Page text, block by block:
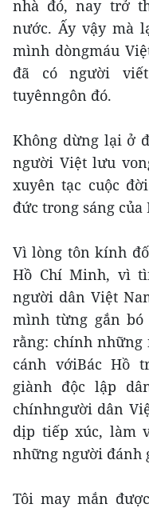
nhà đó, nay trở
nước. Ấy vậy mà
mình dòngmáu
đã có người
tuyênngôn đó.
Không dừng lại ở
người Việt lưu
xuyên tạc cuộc
đức trong sáng của
Vì lòng tôn kính
Hồ Chí Minh, vì
người dân Việt
mình từng gắn
rằng: chính những
cánh vớiBác Hồ
giành độc lập
chínhngười dân
dịp tiếp xúc, làm
những người đánh
Tôi may mắn